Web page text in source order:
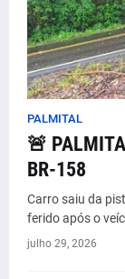
PALMITAL
🚨
BR-158
Carro saiu da
ferido após o
julho 29, 2026